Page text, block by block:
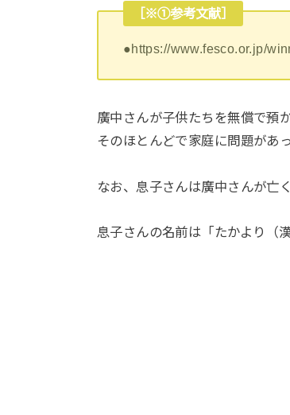
［※①参考文献］
●https://www.fesco.or.jp/
廣中さんが子供たちを無償で預
そのほとんどで家庭に問題があ
なお、息子さんは廣中さんが亡
息子さんの名前は「たかより（